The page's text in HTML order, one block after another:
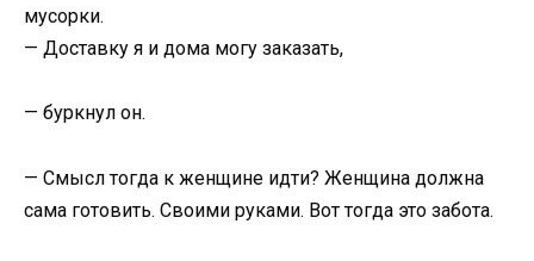
мусорки.
— Доставку я и дома могу заказать,
— буркнул он.
— Смысл тогда к женщине идти? Женщина должна
сама готовить. Своими руками. Вот тогда это забота.